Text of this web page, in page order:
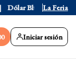
Dólar Blue $1530La Feria
Iniciar sesión